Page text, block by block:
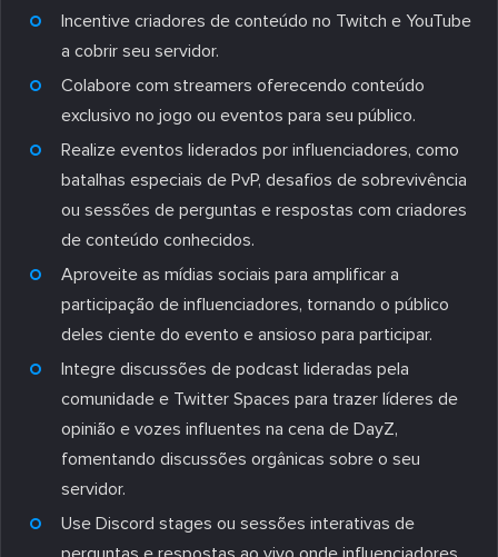
Incentive criadores de conteúdo no Twitch e YouTube
a cobrir seu servidor.
Colabore com streamers oferecendo conteúdo
exclusivo no jogo ou eventos para seu público.
Realize eventos liderados por influenciadores, como
batalhas especiais de PvP, desafios de sobrevivência
ou sessões de perguntas e respostas com criadores
de conteúdo conhecidos.
Aproveite as mídias sociais para amplificar a
participação de influenciadores, tornando o público
deles ciente do evento e ansioso para participar.
Integre discussões de podcast lideradas pela
comunidade e Twitter Spaces para trazer líderes de
opinião e vozes influentes na cena de DayZ,
fomentando discussões orgânicas sobre o seu
servidor.
Use Discord stages ou sessões interativas de